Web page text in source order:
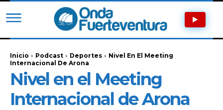
Inicio Podcast Deportes
Nivel En El Meeting
Internacional De Arona
Nivel en el Meeting
Internacional de Arona